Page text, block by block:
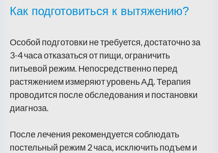
Как подготовиться к вытяжению?
Особой подготовки не требуется, достаточно за
3-4 часа отказаться от пищи, ограничить
питьевой режим. Непосредственно перед
растяжением измеряют уровень АД. Терапия
проводится после обследования и постановки
диагноза.
После лечения рекомендуется соблюдать
постельный режим 2 часа, исключить подъем и